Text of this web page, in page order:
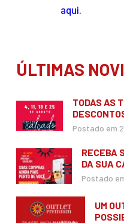
aqui.
ÚLTIMAS
TODAS AS
Postado em
RECEBA
DA SUA
Postado
UM